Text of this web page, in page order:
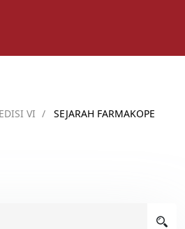
VI /
SEJARAH FARMAKOPE